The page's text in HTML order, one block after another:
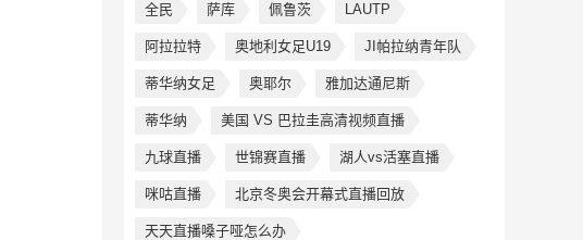
全民 萨库 佩鲁茨 LAUTP
阿拉拉特 奥地利女足U19 JI帕拉纳青年队
蒂华纳女足 奥耶尔 雅加达通尼斯
蒂华纳 美国 VS 巴拉圭高清视频直播
九球直播 世锦赛直播 湖人vs活塞直播
咪咕直播 北京冬奥会开幕式直播回放
天天直播嗓子哑怎么办